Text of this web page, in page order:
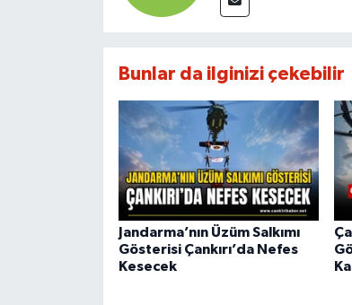
Bunlar da ilginizi çekebilir
Jandarma’nın Üzüm Salkımı
Gösterisi Çankırı’da Nefes
Kesecek